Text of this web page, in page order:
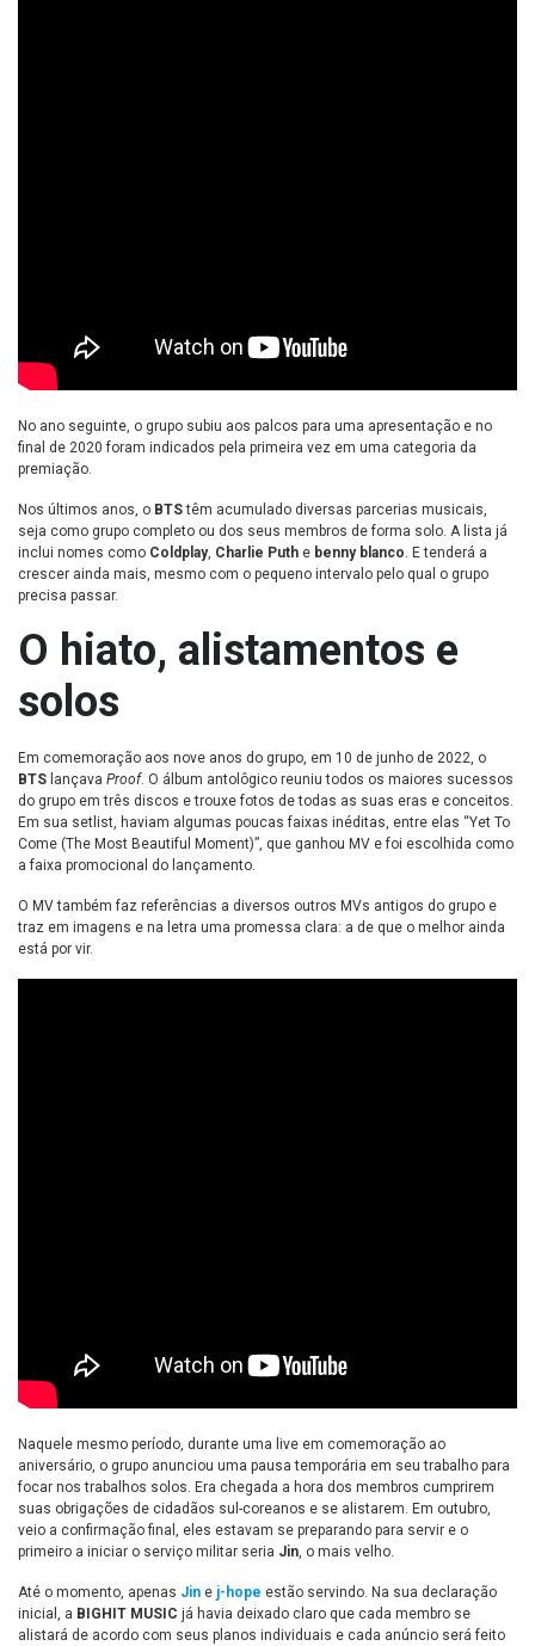
No ano seguinte, o grupo subiu aos palcos para uma apresentação e no
final de 2020 foram indicados pela primeira vez em uma categoria da
premiação.
Nos últimos anos, o BTStêm acumulado diversas parcerias musicais,
seja como grupo completo ou dos seus membros de forma solo. A lista já
inclui nomes como Coldplay, Charlie Puth e benny blanco. E tenderá a
crescer ainda mais, mesmo com o pequeno intervalo pelo qual o grupo
precisa passar.
O hiato, alistamentos e
solos
Em comemoração aos nove anos do grupo, em 10 de junho de 2022, o
BTS lançava Proof. O álbum antolôgico reuniu todos os maiores sucessos
do grupo em três discos e trouxe fotos de todas as suas eras e conceitos.
Em sua setlist, haviam algumas poucas faixas inéditas, entre elas “Yet To
Come (The Most Beautiful Moment)”, que ganhou MV e foi escolhida como
a faixa promocional do lançamento.
O MV também faz referências a diversos outros MVs antigos do grupo e
traz em imagens e na letra uma promessa clara: a de que o melhor ainda
está por vir.
Naquele mesmo período, durante uma live em comemoração ao
aniversário, o grupo anunciou uma pausa temporária em seu trabalho para
focar nos trabalhos solos. Era chegada a hora dos membros cumprirem
suas obrigações de cidadãos sul-coreanos e se alistarem. Em outubro,
veio a confirmação final, eles estavam se preparando para servir e o
primeiro a iniciar o serviço militar seria Jin, o mais velho.
Até o momento, apenas Jin e j-hope estão servindo. Na sua declaração
inicial, a BIGHIT MUSIC já havia deixado claro que cada membro se
alistará de acordo com seus planos individuais e cada anúncio será feito